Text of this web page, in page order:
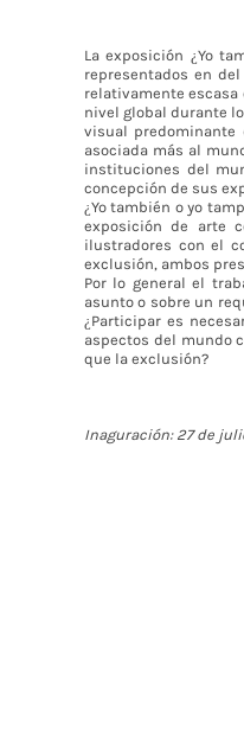
La exposición ¿Yo
representados en
relativamente
nivel global durante
visual predominante
asociada más al
instituciones del
concepción de sus
¿Yo también o yo
exposición de arte
ilustradores con el
exclusión, ambos
Por lo general el
asunto o sobre un
¿Participar es
aspectos del mundo
que la exclusión?
Inaguración: 27 de